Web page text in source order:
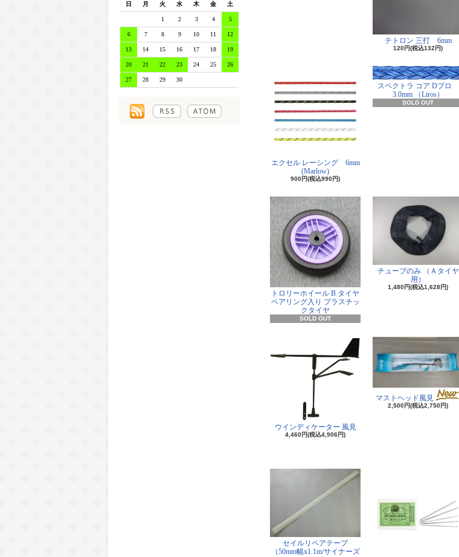
日 月 火 水 木 金 土
1 2 3 4 5
6 7 8 9 10 11 12
13 14 15 16 17 18 19
20 21 22 23 24 25 26
27 28 29 30
テトロン 三打 6mm
120円(税込132円)
エクセル レーシング 6mm
(Marlow)
900円(税込990円)
スペクトラ コア Dプロ
3.0mm （Liros）
SOLD OUT
トロリーホイール B タイヤ
ベアリング入り プラスチッ
クタイヤ
SOLD OUT
チューブのみ （Ａタイヤ
用）
1,480円(税込1,628円)
ウインディケーター 風見
4,460円(税込4,906円)
マストヘッド風見
2,500円(税込2,750円)
セイルリペアテープ
（50mm幅x1.1m/サイナーズ